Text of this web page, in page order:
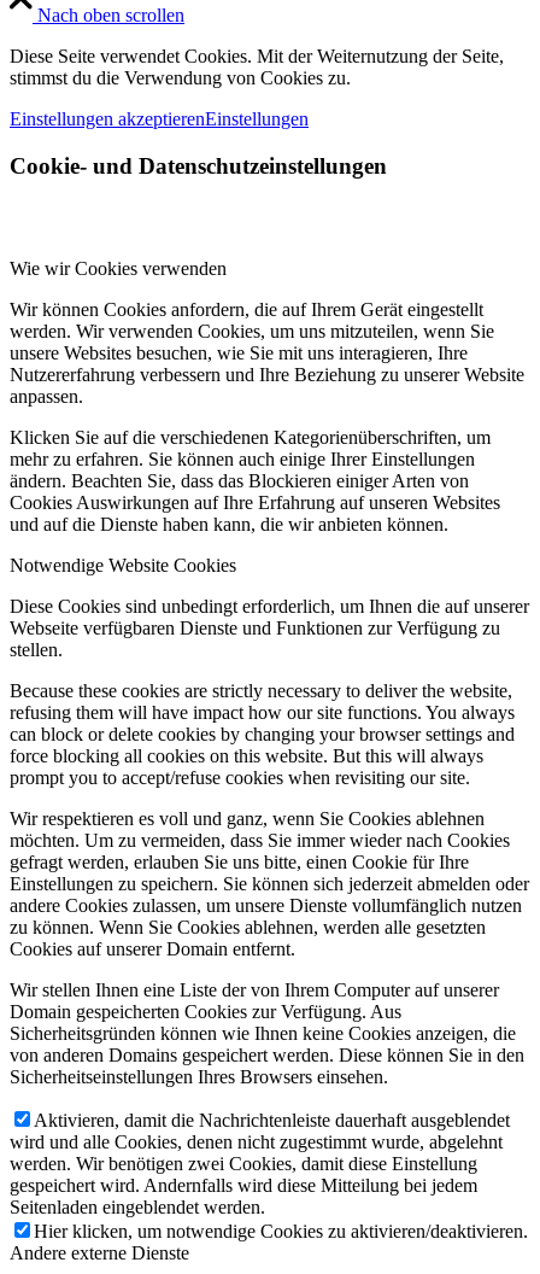
Nach oben scrollen
Diese Seite verwendet Cookies. Mit der Weiternutzung der Seite,
stimmst du die Verwendung von Cookies zu.
Einstellungen akzeptierenEinstellungen
Cookie- und Datenschutzeinstellungen
Wie wir Cookies verwenden
Wir können Cookies anfordern, die auf Ihrem Gerät eingestellt
werden. Wir verwenden Cookies, um uns mitzuteilen, wenn Sie
unsere Websites besuchen, wie Sie mit uns interagieren, Ihre
Nutzererfahrung verbessern und Ihre Beziehung zu unserer Website
anpassen.
Klicken Sie auf die verschiedenen Kategorienüberschriften, um
mehr zu erfahren. Sie können auch einige Ihrer Einstellungen
ändern. Beachten Sie, dass das Blockieren einiger Arten von
Cookies Auswirkungen auf Ihre Erfahrung auf unseren Websites
und auf die Dienste haben kann, die wir anbieten können.
Notwendige Website Cookies
Diese Cookies sind unbedingt erforderlich, um Ihnen die auf unserer
Webseite verfügbaren Dienste und Funktionen zur Verfügung zu
stellen.
Because these cookies are strictly necessary to deliver the website,
refusing them will have impact how our site functions. You always
can block or delete cookies by changing your browser settings and
force blocking all cookies on this website. But this will always
prompt you to accept/refuse cookies when revisiting our site.
Wir respektieren es voll und ganz, wenn Sie Cookies ablehnen
möchten. Um zu vermeiden, dass Sie immer wieder nach Cookies
gefragt werden, erlauben Sie uns bitte, einen Cookie für Ihre
Einstellungen zu speichern. Sie können sich jederzeit abmelden oder
andere Cookies zulassen, um unsere Dienste vollumfänglich nutzen
zu können. Wenn Sie Cookies ablehnen, werden alle gesetzten
Cookies auf unserer Domain entfernt.
Wir stellen Ihnen eine Liste der von Ihrem Computer auf unserer
Domain gespeicherten Cookies zur Verfügung. Aus
Sicherheitsgründen können wie Ihnen keine Cookies anzeigen, die
von anderen Domains gespeichert werden. Diese können Sie in den
Sicherheitseinstellungen Ihres Browsers einsehen.
Aktivieren, damit die Nachrichtenleiste dauerhaft ausgeblendet
wird und alle Cookies, denen nicht zugestimmt wurde, abgelehnt
werden. Wir benötigen zwei Cookies, damit diese Einstellung
gespeichert wird. Andernfalls wird diese Mitteilung bei jedem
Seitenladen eingeblendet werden.
Hier klicken, um notwendige Cookies zu aktivieren/deaktivieren.
Andere externe Dienste